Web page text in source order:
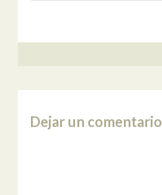
Dejar un comentario